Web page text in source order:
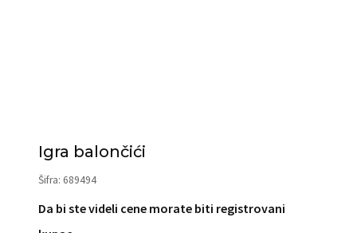
Igra balončići
Šifra: 689494
Da bi ste videli cene morate biti registrovani